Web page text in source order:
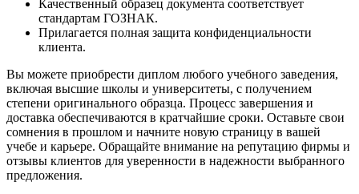
Качественный образец документа соответствует
стандартам ГОЗНАК.
Прилагается полная защита конфиденциальности
клиента.
Вы можете приобрести диплом любого учебного заведения,
включая высшие школы и университеты, с получением
степени оригинального образца. Процесс завершения и
доставка обеспечиваются в кратчайшие сроки. Оставьте свои
сомнения в прошлом и начните новую страницу в вашей
учебе и карьере. Обращайте внимание на репутацию фирмы и
отзывы клиентов для уверенности в надежности выбранного
предложения.